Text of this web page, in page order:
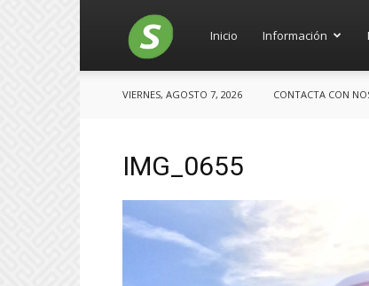
Salces
Inicio Información
VIERNES, AGOSTO 7, 2026 CONTACTA CON
IMG_0655